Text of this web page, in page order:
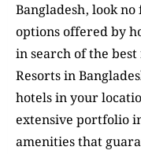
Bangladesh, look
options offered by
in search of the
Resorts in
hotels in your
extensive portfolio
amenities that